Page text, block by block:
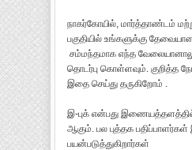
நாகர்கோயில், மார்த்தாண்டம்
பகுதியில் உங்களுக்கு
சம்மந்தமாக எந்த
தொடர்பு கொள்ளவும். குறித்த
இதை செய்து தருகிறோம் .
இ-புக் என்பது
ஆகும். பல புத்தக
பயன்படுத்துகிறார்கள்